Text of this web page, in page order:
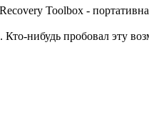
Toolbox -
нибудь пробовал эту